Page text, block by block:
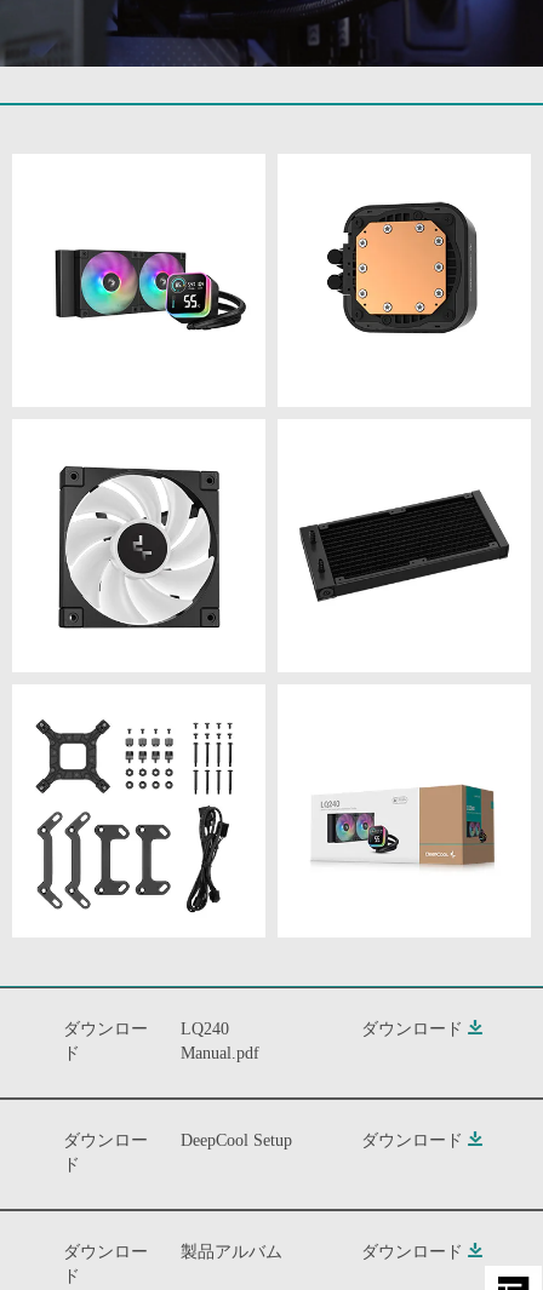
ダウンロー
ド
LQ240
Manual.pdf
ダウンロード
ダウンロー
ド
DeepCool Setup ダウンロード
ダウンロー
ド
製品アルバム ダウンロード